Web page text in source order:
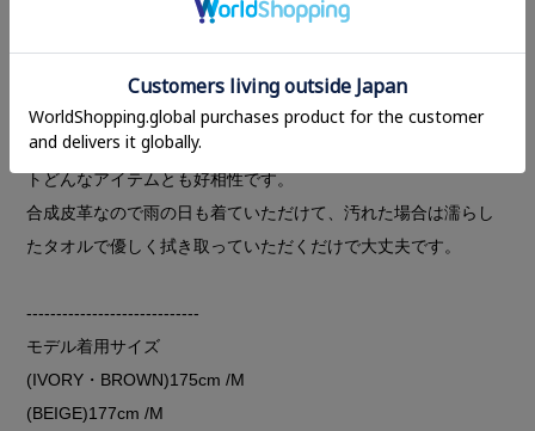
左前に付けたボタンで留めることでタイトなシルエットに変化
アイスグレーのような馴染みの良いIVORYと明るいベージュ感
覚で使えるYELLOW、レザーが重たく見えないBROWNの3色。
ヒップが隠れるバランスのとりやすい丈でスラックスやスカー
トどんなアイテムとも好相性です。
合成皮革なので雨の日も着ていただけて、汚れた場合は濡らし
たタオルで優しく拭き取っていただくだけで大丈夫です。
-----------------------------
モデル着用サイズ
(IVORY・BROWN)175cm /M
(BEIGE)177cm /M